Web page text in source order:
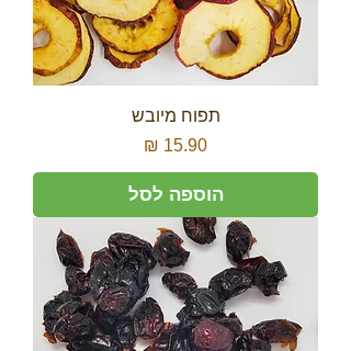
תפוח מיובש
מחיר
הוספה לסל